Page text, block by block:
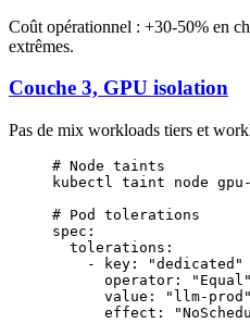
Coût opérationnel : +30-50% en
extrêmes.
Couche 3, GPU isolation
Pas de mix workloads tiers et
# Node taints
kubectl taint node gpu-
# Pod tolerations
spec :
  tolerations
:
    -
key :
"dedicated"
      operator
:
"Equal"
      value
:
"llm-prod"
      effect
: